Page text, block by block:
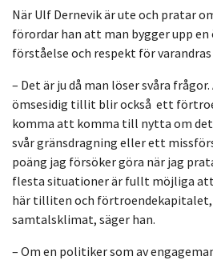
När Ulf Dernevik är ute och pratar
förordar han att man bygger upp
förståelse och respekt för
– Det är ju då man löser svåra
ömsesidig tillit blir också ett
komma att komma till nytta om
svår gränsdragning eller ett
poäng jag försöker göra när jag
flesta situationer är fullt möjliga att
här tilliten och
samtalsklimat, säger han.
– Om en politiker som av